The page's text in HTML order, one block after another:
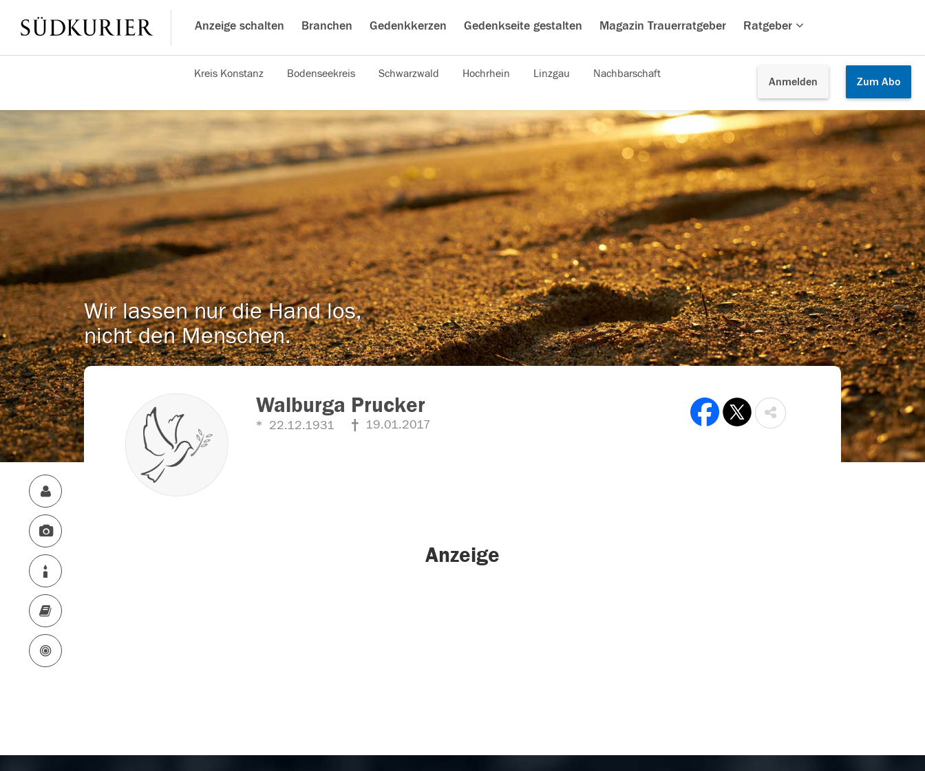
Anzeige schalten Branchen Gedenkkerzen Gedenkseite gestalten Magazin Trauerratgeber Ratgeber
Anmelden Zum Abo
Kreis Konstanz Bodenseekreis Schwarzwald Hochrhein Linzgau Nachbarschaft
Wir lassen nur die Hand los,
nicht den Menschen.
Walburga Prucker
22.12.1931 19.01.2017
Anzeige